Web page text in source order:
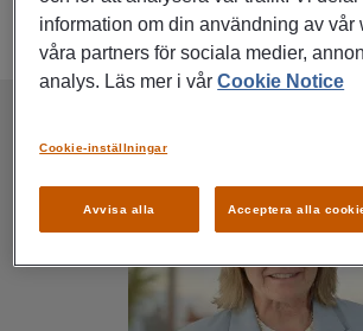
information om din användning av vår
våra partners för sociala medier,
analys. Läs mer i vårCookie Notice
Avvisa alla Acceptera alla
Cookie-inställningar